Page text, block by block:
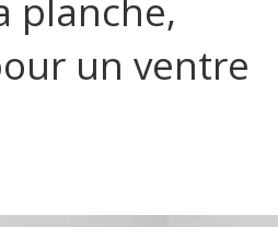
planche,
un ventre